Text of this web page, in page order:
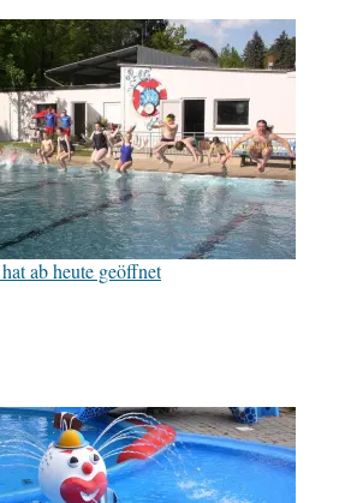
ab heute geöffnet